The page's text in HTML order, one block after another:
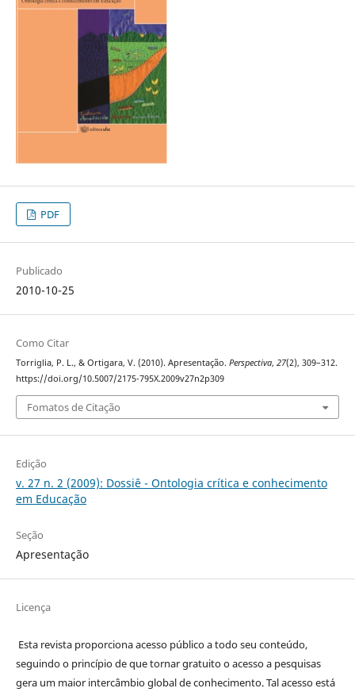
PDF
Publicado
2010-10-25
Como Citar
Torriglia, P. L., & Ortigara, V. (2010). Apresentação. Perspectiva, 27(2), 309–312.
https://doi.org/10.5007/2175-795X.2009v27n2p309
Fomatos de Citação
Edição
v. 27 n. 2 (2009): Dossiê - Ontologia crítica e conhecimento
em Educação
Seção
Apresentação
Licença
Esta revista proporciona acesso público a todo seu conteúdo,
seguindo o princípio de que tornar gratuito o acesso a pesquisas
gera um maior intercâmbio global de conhecimento. Tal acesso está